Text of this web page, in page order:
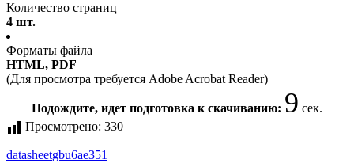
Количество страниц
4 шт.
Форматы файла
HTML, PDF
(Для просмотра требуется Adobe Acrobat Reader)
Подождите, идет подготовка к скачиванию: 9 сек.
Просмотрено: 330
datasheetgbu6ae351